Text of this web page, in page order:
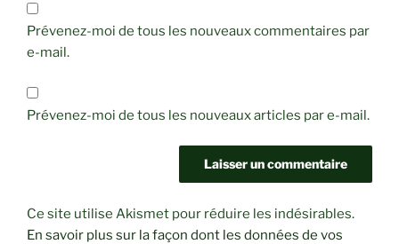
Prévenez-moi de tous les nouveaux commentaires par
e-mail.
Prévenez-moi de tous les nouveaux articles par e-mail.
Ce site utilise Akismet pour réduire les indésirables.
En savoir plus sur la façon dont les données de vos